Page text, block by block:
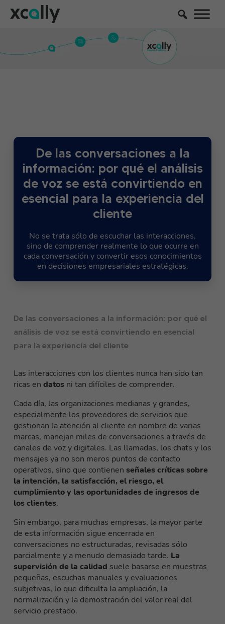
De las conversaciones a la
información: por qué el análisis
de voz se está convirtiendo en
esencial para la experiencia del
cliente
No se trata sólo de escuchar las interacciones,
sino de comprender realmente lo que ocurre en
cada conversación y convertir esos conocimientos
en decisiones empresariales estratégicas.
De las conversaciones a la información: por qué el
análisis de voz se está convirtiendo en esencial
para la experiencia del cliente
Las interacciones con los clientes nunca han sido tan
ricas en datos ni tan difíciles de comprender.
Cada día, las organizaciones medianas y grandes,
especialmente los proveedores de servicios que
gestionan la atención al cliente en nombre de varias
marcas, manejan miles de conversaciones a través de
canales de voz y digitales. Las llamadas, los chats y los
mensajes ya no son meros puntos de contacto
operativos, sino que contienen señales críticas sobre
la intención, la satisfacción, el riesgo, el
cumplimiento y las oportunidades de ingresos de
los clientes.
Sin embargo, para muchas empresas, la mayor parte
de esta información sigue encerrada en
conversaciones no estructuradas, revisadas sólo
parcialmente y a menudo demasiado tarde. La
supervisión de la calidad suele basarse en muestras
pequeñas, escuchas manuales y evaluaciones
subjetivas, lo que dificulta la ampliación, la
normalización y la demostración del valor real del
servicio prestado.